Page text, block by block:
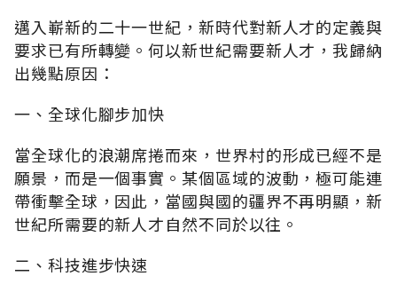
邁入嶄新的二十一世紀，新時代對新人才的定義與
要求已有所轉變。何以新世紀需要新人才，我歸納
出幾點原因：
一、全球化腳步加快
當全球化的浪潮席捲而來，世界村的形成已經不是
願景，而是一個事實。某個區域的波動，極可能連
帶衝擊全球，因此，當國與國的疆界不再明顯，新
世紀所需要的新人才自然不同於以往。
二、科技進步快速